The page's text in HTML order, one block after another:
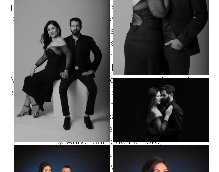
personalizado, criamos o cenário ideal para que vocês
se sintam à vontade e aproveitem cada momento do
ensaio.
Nosso objetivo é que a sessão seja leve, divertida e
especial do início ao fim.
Quando Fazer um Ensaio de Casal?
Muitas pessoas acreditam que o ensaio de casal deve
ser realizado apenas em ocasiões específicas, mas a
verdade é que qualquer momento pode ser uma
ótima oportunidade para celebrar o amor.
O ensaio pode ser realizado para:
❇️ Aniversário de namoro;
❇️ Aniversário de casamento;
❇️ Noivado;